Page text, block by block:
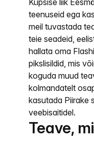
Küpsise liik
teenuseid ega
meil tuvastada
teie seadeid,
hallata oma
pikslisildid, mis
koguda muud
kolmandatelt
kasutada Piirake
veebisaitidel.
Teave,